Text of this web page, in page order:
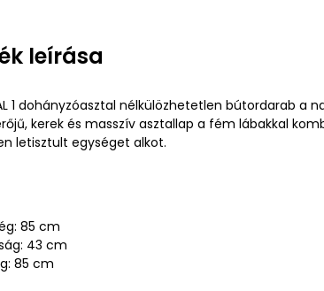
leírása
1 dohányzóasztal nélkülözhetetlen bútordarab a
kerek és masszív asztallap a fém lábakkal
letisztult egységet alkot.
85 cm
43 cm
85 cm